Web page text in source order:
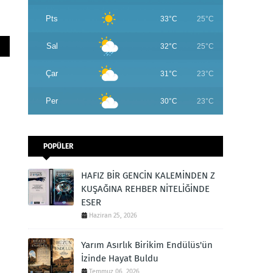
Pts 33°C 25°C
Sal 32°C 25°C
Çar 31°C 23°C
Per 30°C 23°C
POPÜLER
HAFIZ BİR GENCİN KALEMİNDEN Z
KUŞAĞINA REHBER NİTELİĞİNDE
ESER
Haziran 25, 2026
Yarım Asırlık Birikim Endülüs'ün
İzinde Hayat Buldu